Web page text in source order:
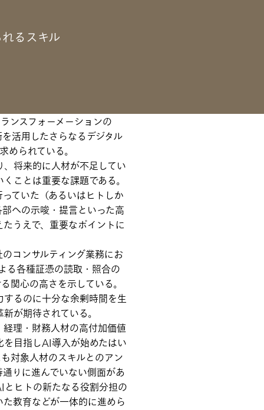
るスキル
メーションの波が押し寄
登場により、膨大なデータ
より進むことが想定され
ンスフォーメーションの
活用したさらなるデジタル
められている。
将来的に人材が不足してい
ことは重要な課題である。
ていた（あるいはヒトしか
への示唆・提言といった高
うえで、重要なポイントに
コンサルティング業務にお
る各種証憑の読取・照合の
関心の高さを示している。
るのに十分な余剰時間を生
が期待されている。
理・財務人材の高付加価値
目指しAI導入が始めたはい
対象人材のスキルとのアン
りに進んでいない側面があ
ヒトの新たなる役割分担の
教育などが一体的に進めら